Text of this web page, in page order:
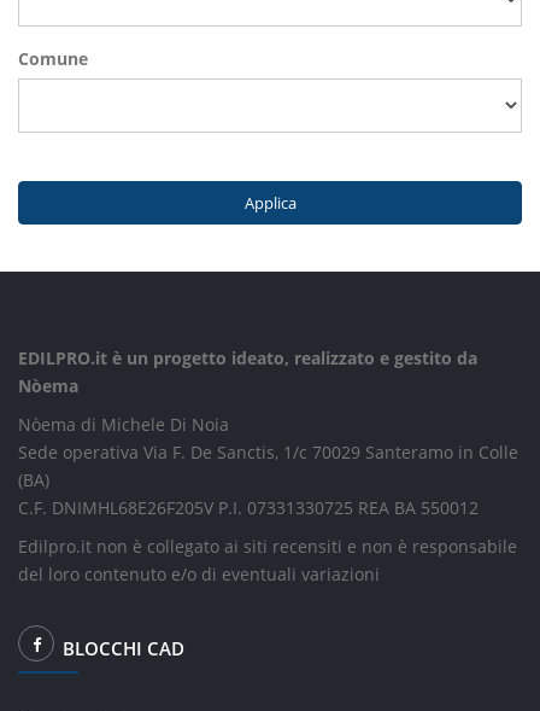
Comune
Applica
EDILPRO.it è un progetto ideato, realizzato e gestito da
Nòema
Nòema di Michele Di Noia
Sede operativa Via F. De Sanctis, 1/c 70029 Santeramo in Colle
(BA)
C.F. DNIMHL68E26F205V P.I. 07331330725 REA BA 550012
Edilpro.it non è collegato ai siti recensiti e non è responsabile
del loro contenuto e/o di eventuali variazioni
BLOCCHI CAD